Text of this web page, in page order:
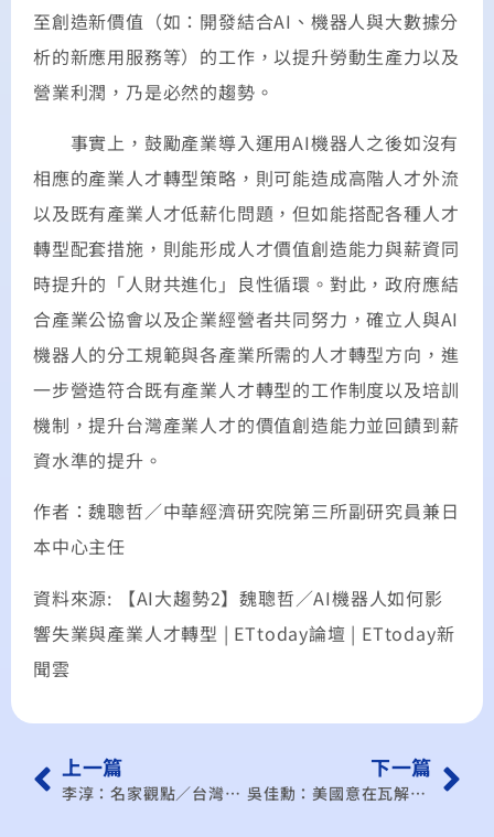
至創造新價值（如：開發結合AI、機器人與大數據分
析的新應用服務等）的工作，以提升勞動生產力以及
營業利潤，乃是必然的趨勢。
事實上，鼓勵產業導入運用AI機器人之後如沒有
相應的產業人才轉型策略，則可能造成高階人才外流
以及既有產業人才低薪化問題，但如能搭配各種人才
轉型配套措施，則能形成人才價值創造能力與薪資同
時提升的「人財共進化」良性循環。對此，政府應結
合產業公協會以及企業經營者共同努力，確立人與AI
機器人的分工規範與各產業所需的人才轉型方向，進
一步營造符合既有產業人才轉型的工作制度以及培訓
機制，提升台灣產業人才的價值創造能力並回饋到薪
資水準的提升。
作者：魏聰哲／中華經濟研究院第三所副研究員兼日
本中心主任
資料來源: 【AI大趨勢2】魏聰哲／AI機器人如何影
響失業與產業人才轉型 | ETtoday論壇 | ETtoday新
聞雲
上一篇
李淳：名家觀點／台灣爭取加入CPTPP 刻不容緩
下一篇
吳佳勳：美國意在瓦解世界工廠